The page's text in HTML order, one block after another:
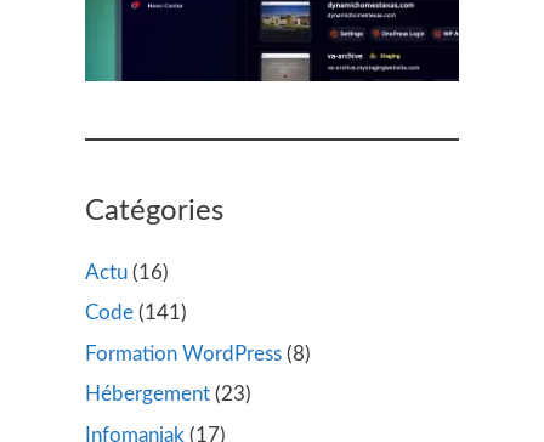
Catégories
Actu (16)
Code (141)
Formation WordPress (8)
Hébergement (23)
Infomaniak (17)